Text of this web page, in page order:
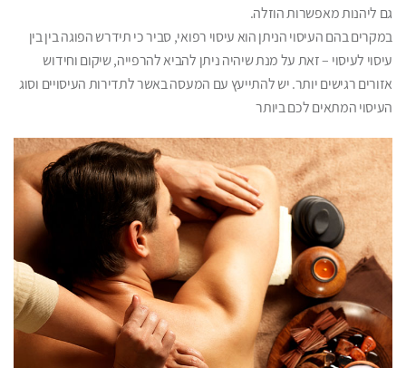
גם ליהנות מאפשרות הוזלה.
במקרים בהם העיסוי הניתן הוא עיסוי רפואי, סביר כי תידרש הפוגה בין בין
עיסוי לעיסוי – זאת על מנת שיהיה ניתן להביא להרפייה, שיקום וחידוש
אזורים רגישים יותר. יש להתייעץ עם המעסה באשר לתדירות העיסויים וסוג
העיסוי המתאים לכם ביותר